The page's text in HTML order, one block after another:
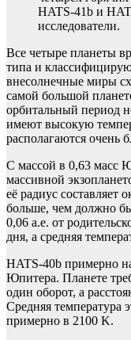
HATS-41b и
исследователи.
Все четыре планеты
типа и
внесолнечные миры
самой большой
орбитальный период
имеют высокую
располагаются очень
С массой в 0,63 масс
массивной
её радиус составляет
больше, чем должно
0,06 а.е. от
дня, а средняя
HATS-40b примерно
Юпитера. Планете
один оборот, а
Средняя температура
примерно в 2100 K.